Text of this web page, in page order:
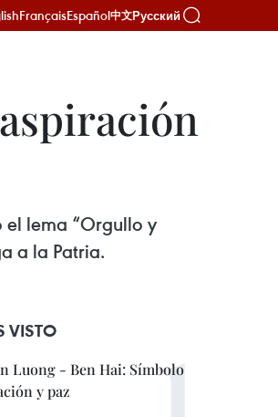
FrançaisEspañol中文Русский
lema “Orgullo y
a la Patria.
VISTO
Luong - Ben Hai: Símbolo
y paz